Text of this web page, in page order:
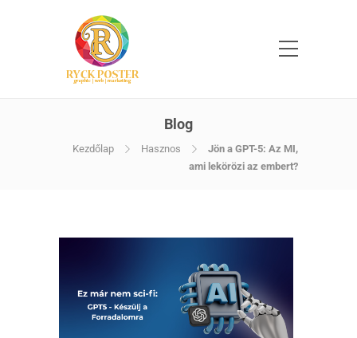
Blog
Kezdőlap Hasznos
Jön a GPT-5: Az MI,
ami lekörözi az embert?